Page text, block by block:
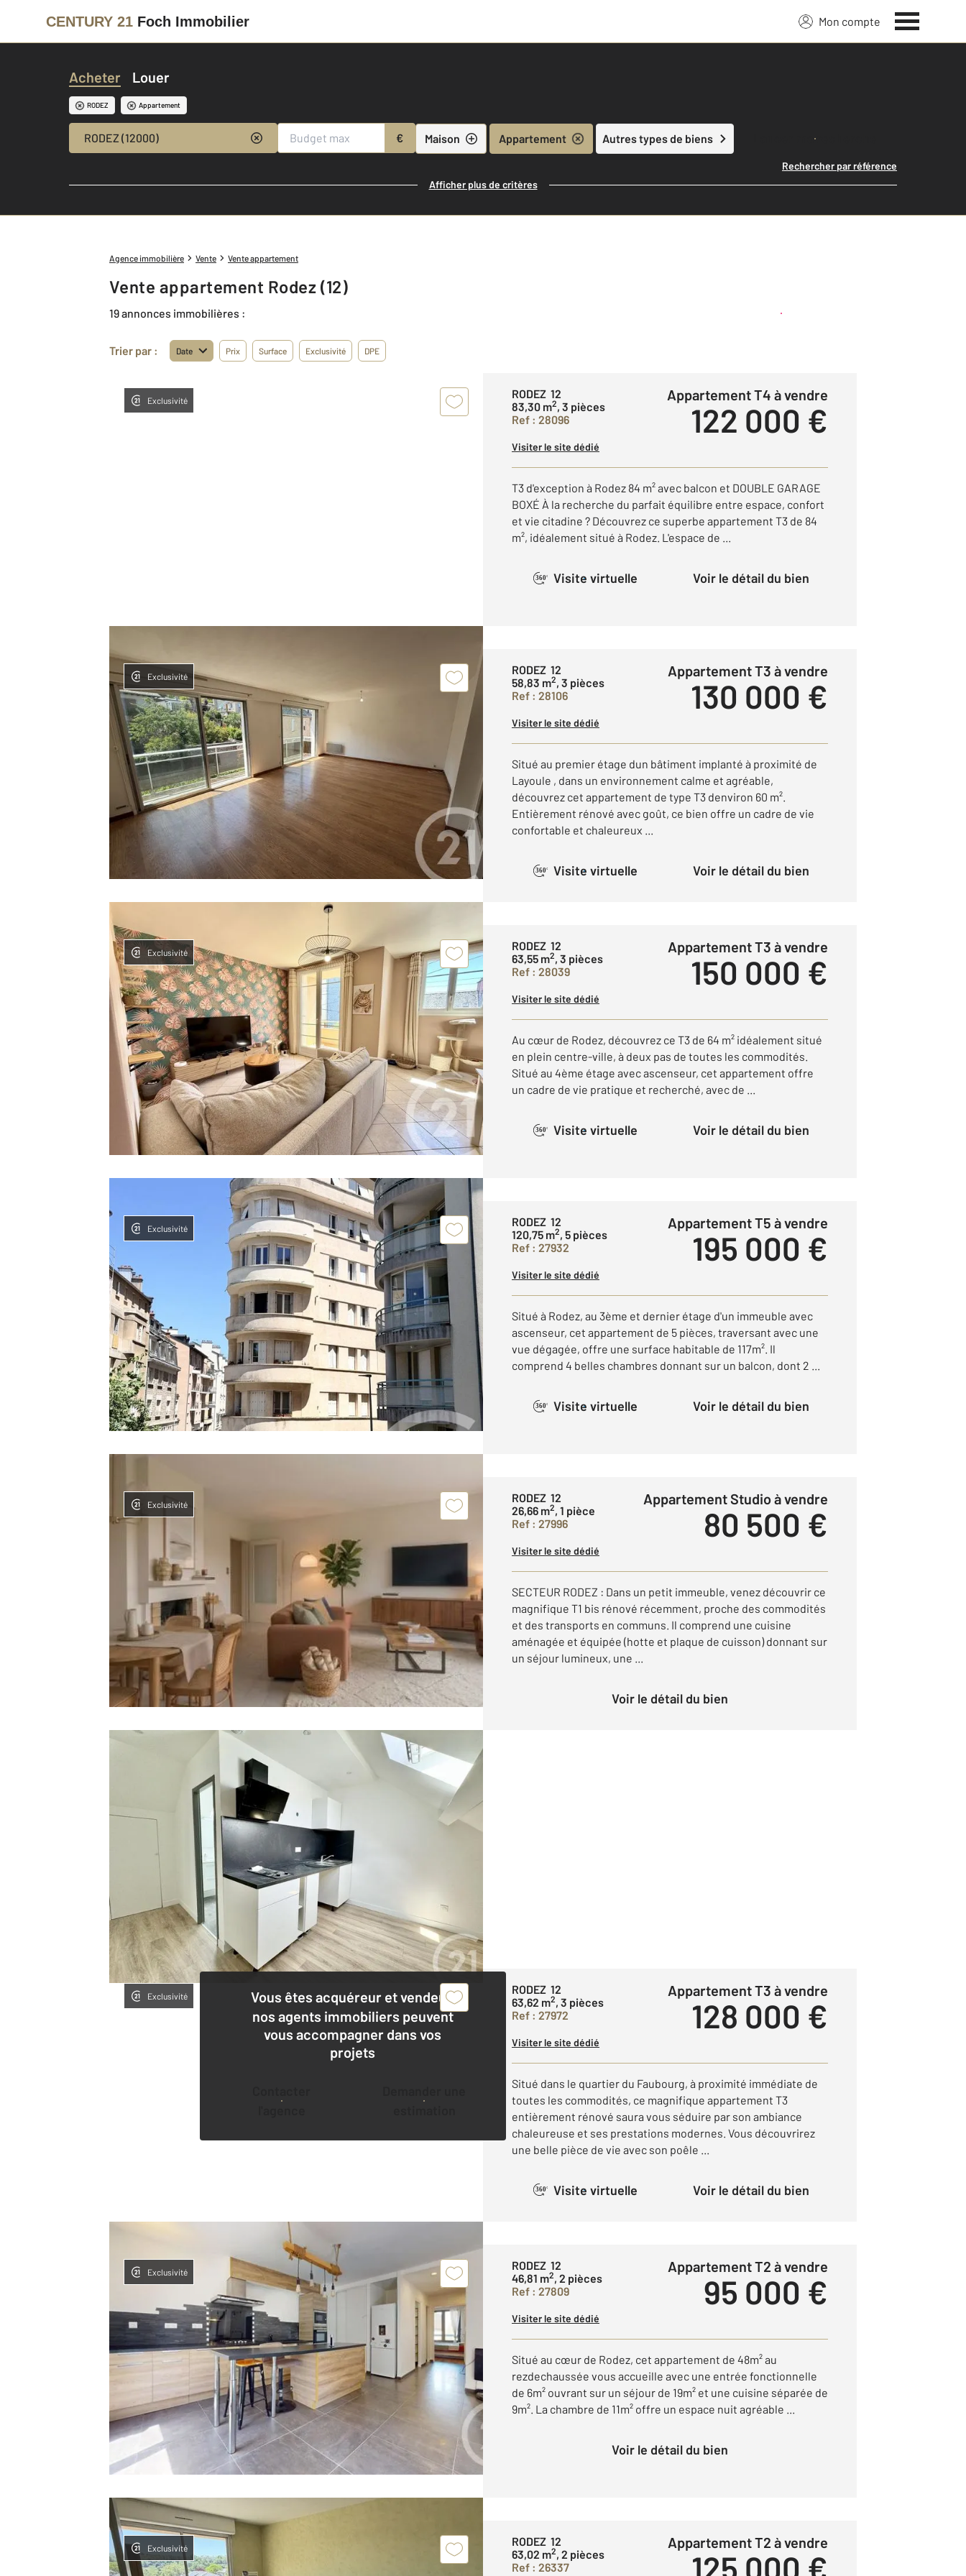
CENTURY 21 Foch Immobilier Mon compte
Acheter Louer
RODEZ Appartement
RODEZ (12000) € Maison Appartement Autres types de biens Lancer ma recherche
Rechercher par référence
Afficher plus de critères
Agence immobilière Vente Vente appartement
Vente appartement Rodez (12)
19 annonces immobilières : Créer une alerte
Trier par : Date Prix Surface Exclusivité DPE
Exclusivité
RODEZ 12
83,30 m2, 3 pièces
Ref : 28096
Appartement T4 à vendre
122 000 €
Visiter le site dédié
T3 d'exception à Rodez 84 m² avec balcon et DOUBLE GARAGE
BOXÉ À la recherche du parfait équilibre entre espace, confort
et vie citadine ? Découvrez ce superbe appartement T3 de 84
m², idéalement situé à Rodez. L'espace de ...
360° Visite virtuelle Voir le détail du bien
Exclusivité
RODEZ 12
58,83 m2, 3 pièces
Ref : 28106
Appartement T3 à vendre
130 000 €
Visiter le site dédié
Situé au premier étage dun bâtiment implanté à proximité de
Layoule , dans un environnement calme et agréable,
découvrez cet appartement de type T3 denviron 60 m².
Entièrement rénové avec goût, ce bien offre un cadre de vie
confortable et chaleureux ...
360° Visite virtuelle Voir le détail du bien
Exclusivité
RODEZ 12
63,55 m2, 3 pièces
Ref : 28039
Appartement T3 à vendre
150 000 €
Visiter le site dédié
Au cœur de Rodez, découvrez ce T3 de 64 m² idéalement situé
en plein centre-ville, à deux pas de toutes les commodités.
Situé au 4ème étage avec ascenseur, cet appartement offre
un cadre de vie pratique et recherché, avec de ...
360° Visite virtuelle Voir le détail du bien
Exclusivité
RODEZ 12
120,75 m2, 5 pièces
Ref : 27932
Appartement T5 à vendre
195 000 €
Visiter le site dédié
Situé à Rodez, au 3ème et dernier étage d'un immeuble avec
ascenseur, cet appartement de 5 pièces, traversant avec une
vue dégagée, offre une surface habitable de 117m². Il
comprend 4 belles chambres donnant sur un balcon, dont 2 ...
360° Visite virtuelle Voir le détail du bien
Exclusivité
RODEZ 12
26,66 m2, 1 pièce
Ref : 27996
Appartement Studio à vendre
80 500 €
Visiter le site dédié
SECTEUR RODEZ : Dans un petit immeuble, venez découvrir ce
magnifique T1 bis rénové récemment, proche des commodités
et des transports en communs. Il comprend une cuisine
aménagée et équipée (hotte et plaque de cuisson) donnant sur
un séjour lumineux, une ...
Voir le détail du bien
Vous êtes acquéreur et vendeur,
nos agents immobiliers peuvent
vous accompagner dans vos
projets
Exclusivité
RODEZ 12
63,62 m2, 3 pièces
Ref : 27972
Appartement T3 à vendre
128 000 €
Visiter le site dédié
Situé dans le quartier du Faubourg, à proximité immédiate de
toutes les commodités, ce magnifique appartement T3
entièrement rénové saura vous séduire par son ambiance
chaleureuse et ses prestations modernes. Vous découvrirez
une belle pièce de vie avec son poêle ...
360° Visite virtuelle Voir le détail du bien
Exclusivité
RODEZ 12
46,81 m2, 2 pièces
Ref : 27809
Appartement T2 à vendre
95 000 €
Visiter le site dédié
Situé au cœur de Rodez, cet appartement de 48m² au
rezdechaussée vous accueille avec une entrée fonctionnelle
de 6m² ouvrant sur un séjour de 19m² et une cuisine séparée de
9m². La chambre de 11m² offre un espace nuit agréable ...
Voir le détail du bien
Exclusivité
RODEZ 12
63,02 m2, 2 pièces
Ref : 26337
Appartement T2 à vendre
125 000 €